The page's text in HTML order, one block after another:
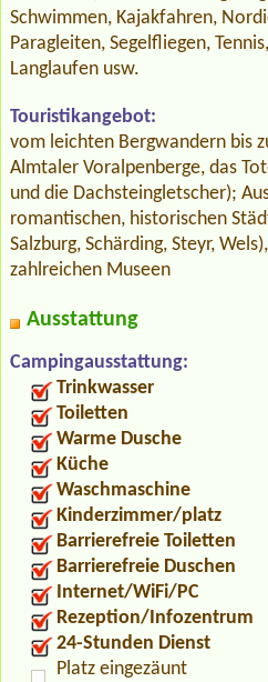
Schwimmen, Kajakfahren,
Paragleiten, Segelfliegen,
Langlaufen usw.
Touristikangebot:
vom leichten Bergwandern bis
Almtaler Voralpenberge, das
und die Dachsteingletscher);
romantischen, historischen
Salzburg, Schärding, Steyr,
zahlreichen Museen
Ausstattung
Campingausstattung:
Trinkwasser
Toiletten
Warme Dusche
Küche
Waschmaschine
Kinderzimmer/platz
Barrierefreie Toiletten
Barrierefreie Duschen
Internet/WiFi/PC
Rezeption/Infozentrum
24-Stunden Dienst
Platz eingezäunt